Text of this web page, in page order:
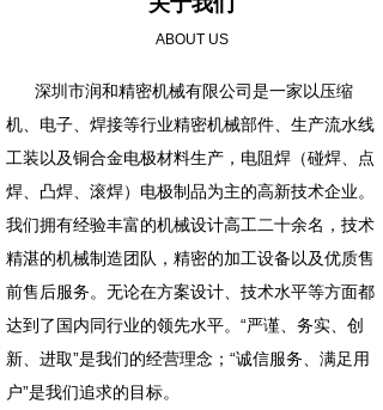
ABOUT US
深圳市润和精密机械有限公司是一家以压缩
机、电子、焊接等行业精密机械部件、生产流水线
工装以及铜合金电极材料生产，电阻焊（碰焊、点
焊、凸焊、滚焊）电极制品为主的高新技术企业。
我们拥有经验丰富的机械设计高工二十余名，技术
精湛的机械制造团队，精密的加工设备以及优质售
前售后服务。无论在方案设计、技术水平等方面都
达到了国内同行业的领先水平。“严谨、务实、创
新、进取”是我们的经营理念；“诚信服务、满足用
户”是我们追求的目标。